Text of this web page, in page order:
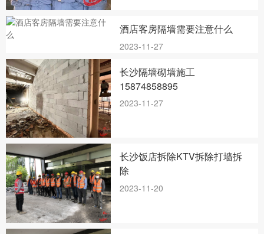
酒店客房隔墙需要注意什么
2023-11-27
长沙隔墙砌墙施工
15874858895
2023-11-27
长沙饭店拆除KTV拆除打墙拆
除
2023-11-20